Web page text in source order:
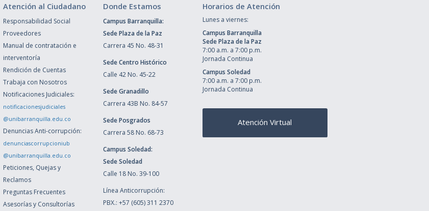
Atención al Ciudadano
Responsabilidad Social
Proveedores
Manual de contratación e
interventoría
Rendición de Cuentas
Trabaja con Nosotros
Notificaciones Judiciales:
notificacionesjudiciales
@unibarranquilla.edu.co
Denuncias Anti-corrupción:
denunciascorrupcioniub
@unibarranquilla.edu.co
Peticiones, Quejas y
Reclamos
Preguntas Frecuentes
Asesorías y Consultorías
Donde Estamos
Campus Barranquilla:
Sede Plaza de la Paz
Carrera 45 No. 48-31
Sede Centro Histórico
Calle 42 No. 45-22
Sede Granadillo
Carrera 43B No. 84-57
Sede Posgrados
Carrera 58 No. 68-73
Campus Soledad:
Sede Soledad
Calle 18 No. 39-100
Línea Anticorrupción:
PBX.: +57 (605) 311 2370
Horarios de Atención
Lunes a viernes:
Campus Barranquilla
Sede Plaza de la Paz
7:00 a.m. a 7:00 p.m.
Jornada Continua
Campus Soledad
7:00 a.m. a 7:00 p.m.
Jornada Continua
Atención Virtual